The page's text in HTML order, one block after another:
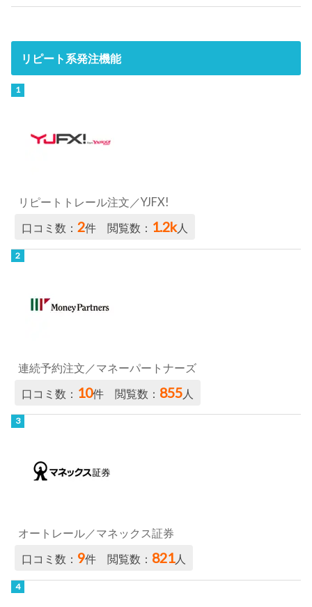
リピート系発注機能
リピートトレール注文／YJFX!
口コミ数：2件 閲覧数： 1.2k人
連続予約注文／マネーパートナーズ
口コミ数： 10件 閲覧数： 855 人
オートレール／マネックス証券
口コミ数： 9件 閲覧数： 821人